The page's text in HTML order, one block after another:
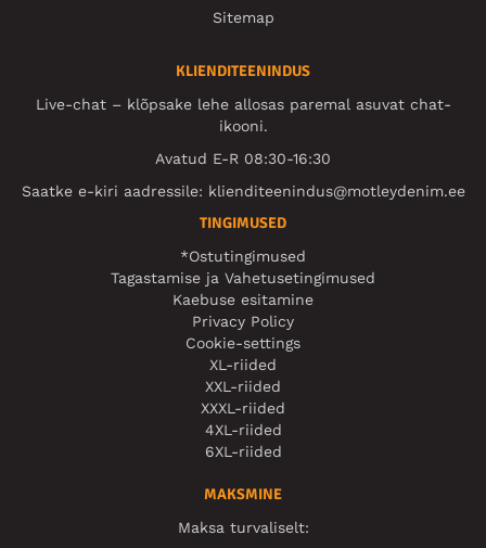
Sitemap
KLIENDITEENINDUS
Live-chat – klõpsake lehe allosas paremal asuvat chat-
ikooni.
Avatud E-R 08:30-16:30
Saatke e-kiri aadressile: klienditeenindus@motleydenim.ee
TINGIMUSED
*Ostutingimused
Tagastamise ja Vahetusetingimused
Kaebuse esitamine
Privacy Policy
Cookie-settings
XL-riided
XXL-riided
XXXL-riided
4XL-riided
6XL-riided
MAKSMINE
Maksa turvaliselt: